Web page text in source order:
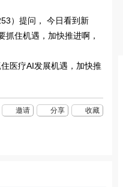
）提问， 今日看到新
住机遇，加快推进啊，
医疗AI发展机遇，加快推
收藏
分享
邀请